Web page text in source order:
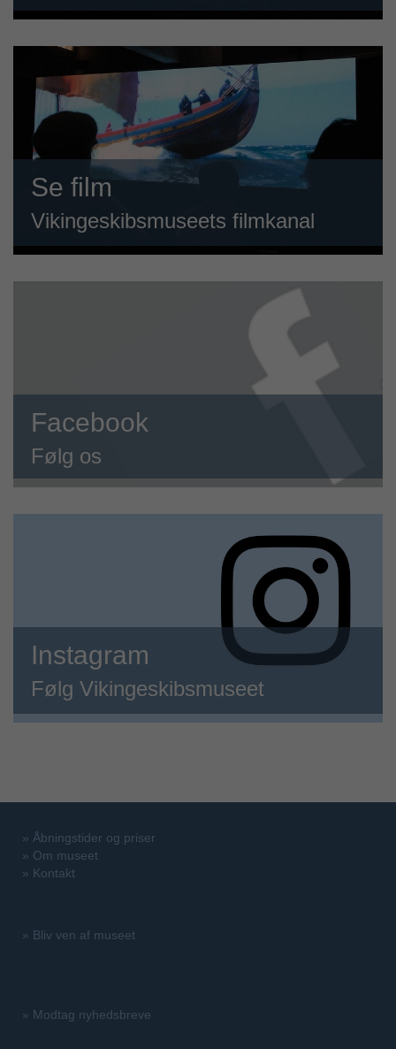
Se film
Vikingeskibsmuseets filmkanal
Facebook
Følg os
Instagram
Følg Vikingeskibsmuseet
» Åbningstider og priser
» Om museet
» Kontakt
» Bliv ven af museet
» Modtag nyhedsbreve